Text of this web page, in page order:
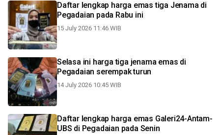
Daftar lengkap harga emas tiga Jenama di
Pegadaian pada Rabu ini
15 July 2026 11:46 WIB
Selasa ini harga tiga jenama emas di
Pegadaian serempak turun
14 July 2026 10:45 WIB
Daftar lengkap harga emas Galeri24-Antam-
UBS di Pegadaian pada Senin